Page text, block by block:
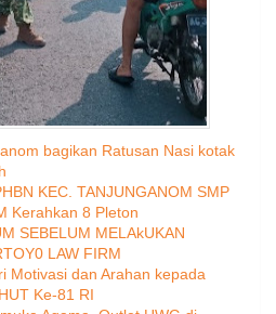
bagikan Ratusan Nasi kotak
KEC. TANJUNGANOM SMP
Kerahkan 8 Pleton
SEBELUM MELAkUKAN
LAW FIRM
Motivasi dan Arahan kepada
Ke-81 RI